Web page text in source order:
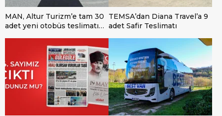
MAN, Altur Turizm’e tam 30
adet yeni otobüs teslimatı
TEMSA’dan Diana Travel’a 9
adet Safir Teslimatı